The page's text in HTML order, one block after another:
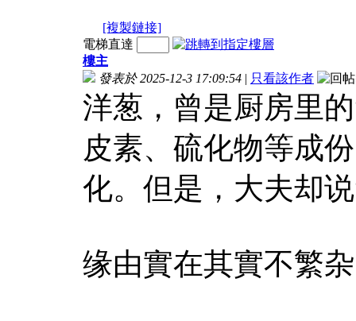
[複製鏈接]
電梯直達
樓主
發表於 2025-12-3 17:09:54 | 只看該作者
洋葱，曾是厨房里
皮素、硫化物等成
化。但是，大夫却
缘由實在其實不繁